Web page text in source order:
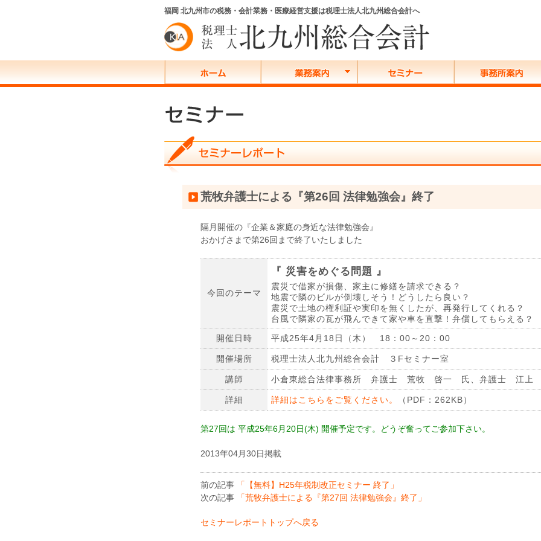
福岡 北九州市の税務・会計業務・医療経営支援は税理士法人北九州総合会計へ
荒牧弁護士による『第26回 法律勉強会』終了
隔月開催の『企業＆家庭の身近な法律勉強会』
おかげさまで第26回まで終了いたしました
今回のテーマ
『 災害をめぐる問題 』
震災で借家が損傷、家主に修繕を請求できる？
地震で隣のビルが倒壊しそう！どうしたら良い？
震災で土地の権利証や実印を無くしたが、再発行してくれる？
台風で隣家の瓦が飛んできて家や車を直撃！弁償してもらえる？
開催日時
平成25年4月18日（木） 18：00～20：00
開催場所 税理士法人北九州総合会計 ３Fセミナー室
講師 小倉東総合法律事務所 弁護士 荒牧 啓一 氏、弁護士 江
詳細 詳細はこちらをご覧ください。 （PDF：262KB）
第27回は 平成25年6月20日(木) 開催予定です。どうぞ奮ってご参加下さい。
2013年04月30日掲載
前の記事
「【無料】H25年税制改正セミナー 終了」
次の記事
「荒牧弁護士による『第27回 法律勉強会』終了」
セミナーレポートトップへ戻る